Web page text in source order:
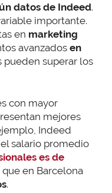
datos de Indeed.
importante.
en marketing
avanzadosen
pueden superar los
con mayor
mejores
Indeed
salario promedio
es de
en Barcelona
.